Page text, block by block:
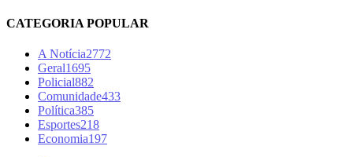
CATEGORIA POPULAR
A Notícia2772
Geral1695
Policial882
Comunidade433
Política385
Esportes218
Economia197